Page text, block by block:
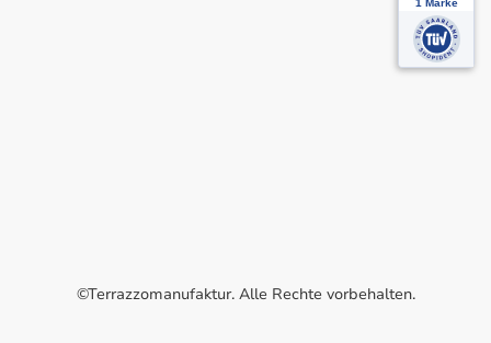
©Terrazzomanufaktur. Alle Rechte vorbehalten.